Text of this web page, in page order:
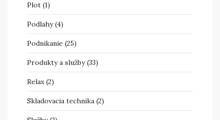
Plot (1)
Podlahy(4)
Podnikanie (25)
Produkty a služby(33)
Relax(2)
Skladovacia technika (2)